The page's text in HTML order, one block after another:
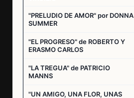
"PRELUDIO DE AMOR" por DONNA
SUMMER
"EL PROGRESO" de ROBERTO Y
ERASMO CARLOS
"LA TREGUA" de PATRICIO
MANNS
"UN AMIGO, UNA FLOR, UNAS